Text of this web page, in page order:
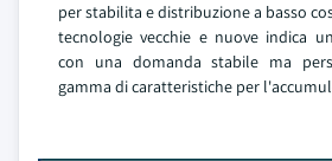
per stabilita e distribuzione a basso
tecnologie vecchie e nuove indica
con una domanda stabile ma
gamma di caratteristiche per